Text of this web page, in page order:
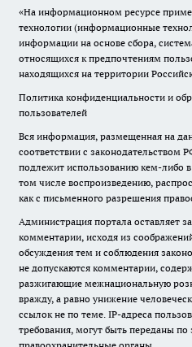
«На информационном ресурсе
технологии (информационные
информации на основе сбора,
относящихся к предпочтениям
находящихся на территории
Политика конфиденциальности и
пользователей
Вся информация, размещенная на
соответствии с законодательством
подлежит использованию кем-либо
том числе воспроизведению,
как с письменного разрешения
Администрация портала оставляет
комментарии, исходя из
обсуждения тем и соблюдения
не допускаются комментарии,
разжигающие межнациональную
вражду, а равно унижение
ссылок не по теме. IP-адреса
требования, могут быть переданы